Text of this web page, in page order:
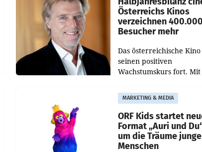
Österreichs Kinos
verzeichnen 400.000
Besucher mehr
Das österreichische Kino
seinen positiven
Wachstumskurs fort.
und Besucher höheren
Nettoreichweite im ersten
Halbjahr 2026
MARKETING & MEDIA
ORF Kids startet
Format „Auri und
um die Träume
Menschen